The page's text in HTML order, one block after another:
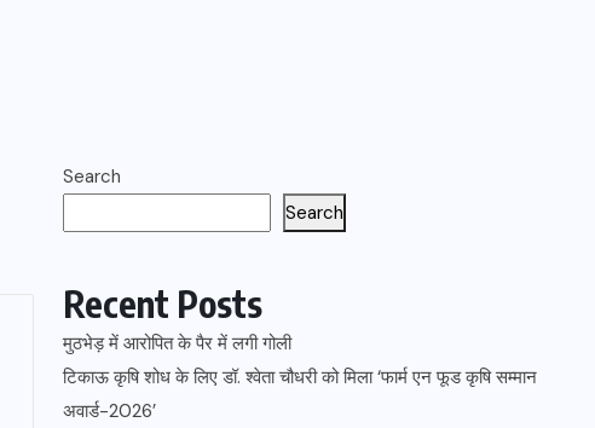
Search
Search
Recent Posts
मुठभेड़ में आरोपित के पैर में लगी गोली
टिकाऊ कृषि शोध के लिए डॉ. श्वेता चौधरी को मिला ‘फार्म एन फूड कृषि सम्मान
अवार्ड-2026’